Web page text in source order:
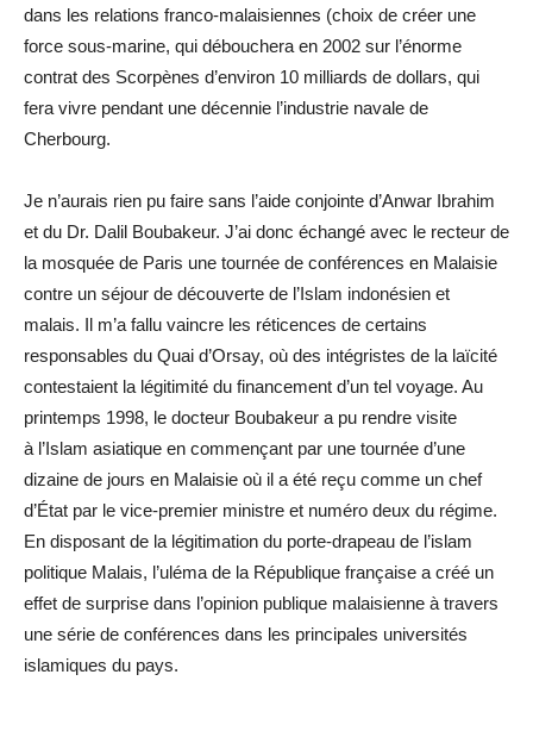
dans les relations franco-malaisiennes (choix de créer une
force sous-marine, qui débouchera en 2002 sur l’énorme
contrat des Scorpènes d’environ 10 milliards de dollars, qui
fera vivre pendant une décennie l’industrie navale de
Cherbourg.
Je n’aurais rien pu faire sans l’aide conjointe d’Anwar Ibrahim
et du Dr. Dalil Boubakeur. J’ai donc échangé avec le recteur de
la mosquée de Paris une tournée de conférences en Malaisie
contre un séjour de découverte de l’Islam indonésien et
malais. Il m’a fallu vaincre les réticences de certains
responsables du Quai d’Orsay, où des intégristes de la laïcité
contestaient la légitimité du financement d’un tel voyage. Au
printemps 1998, le docteur Boubakeur a pu rendre visite
à l’Islam asiatique en commençant par une tournée d’une
dizaine de jours en Malaisie où il a été reçu comme un chef
d’État par le vice-premier ministre et numéro deux du régime.
En disposant de la légitimation du porte-drapeau de l’islam
politique Malais, l’uléma de la République française a créé un
effet de surprise dans l’opinion publique malaisienne à travers
une série de conférences dans les principales universités
islamiques du pays.